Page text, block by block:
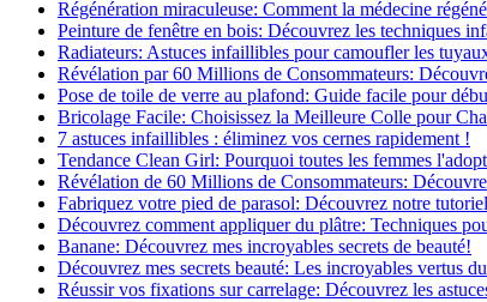
Régénération miraculeuse: Comment la médecine
Peinture de fenêtre en bois: Découvrez les techniques
Radiateurs: Astuces infaillibles pour camoufler les
Révélation par 60 Millions de Consommateurs:
Pose de toile de verre au plafond: Guide facile pour
Bricolage Facile: Choisissez la Meilleure Colle pour
7 astuces infaillibles : éliminez vos cernes rapidement !
Tendance Clean Girl: Pourquoi toutes les femmes
Révélation de 60 Millions de Consommateurs:
Fabriquez votre pied de parasol: Découvrez notre
Découvrez comment appliquer du plâtre: Techniques
Banane: Découvrez mes incroyables secrets de beauté!
Découvrez mes secrets beauté: Les incroyables vertus
Réussir vos fixations sur carrelage: Découvrez les